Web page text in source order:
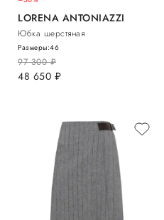
LORENA ANTONIAZZI
Юбка шерстяная
97 300руб.
48 650 руб.
Размеры:46